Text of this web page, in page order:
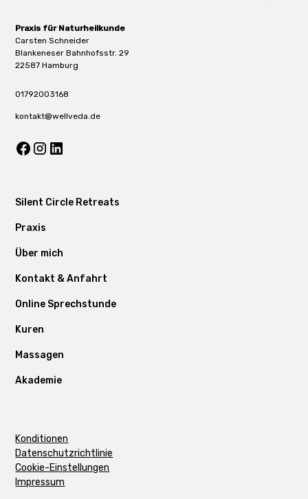
Praxis für Naturheilkunde
Carsten Schneider
Blankeneser Bahnhofsstr. 29
22587 Hamburg
01792003168
kontakt@wellveda.de
Silent Circle Retreats
Praxis
Über mich
Kontakt & Anfahrt
Online Sprechstunde
Kuren
Massagen
Akademie
Konditionen
Datenschutzrichtlinie
Cookie-Einstellungen
Impressum